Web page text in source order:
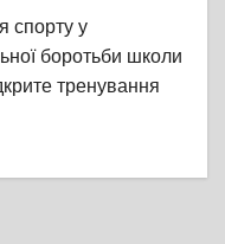
спорту у
боротьби школи
тренування